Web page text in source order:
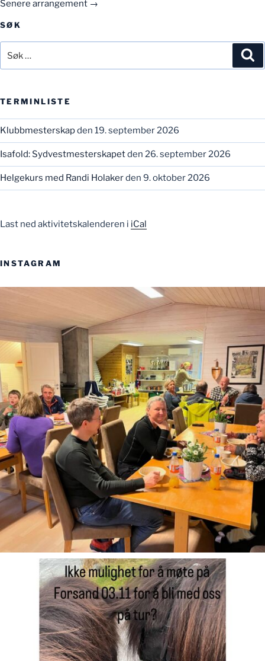
Senere arrangement →
SØK
etter:
TERMINLISTE
Klubbmesterskapden 19. september 2026
Isafold: Sydvestmesterskapetden 26. september 2026
Helgekurs med Randi Holakerden 9. oktober 2026
Last ned aktivitetskalenderen i iCal
INSTAGRAM